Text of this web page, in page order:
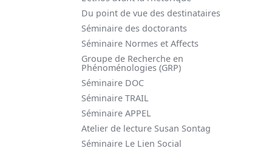
Du point de vue des destinataires
Séminaire des doctorants
Séminaire Normes et Affects
Groupe de Recherche en
Phénoménologies (GRP)
Séminaire DOC
Séminaire TRAIL
Séminaire APPEL
Atelier de lecture Susan Sontag
Séminaire Le Lien Social